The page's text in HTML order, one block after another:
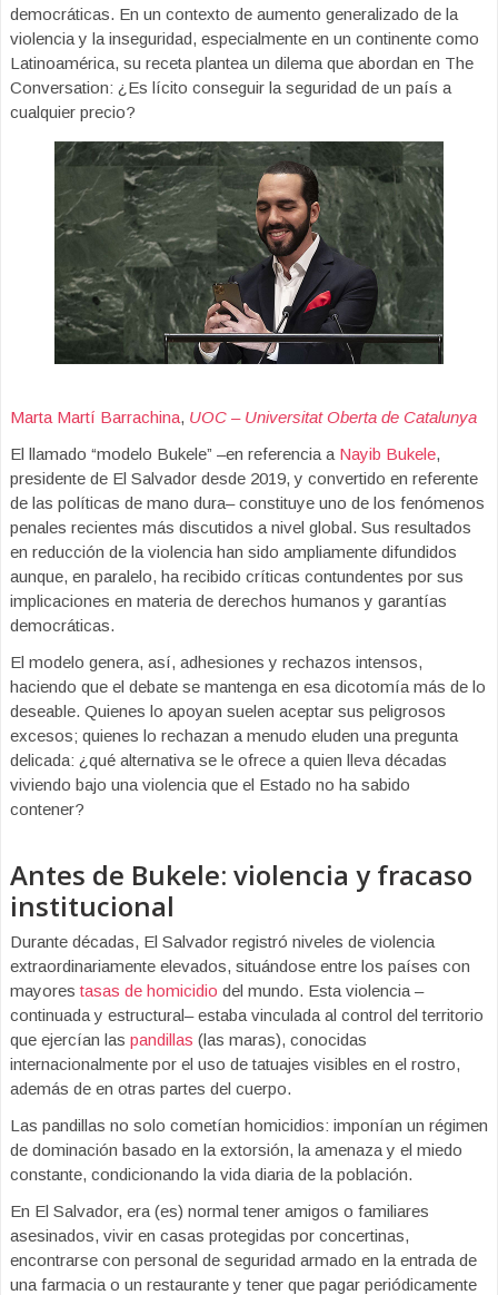
democráticas. En un contexto de aumento generalizado de la
violencia y la inseguridad, especialmente en un continente como
Latinoamérica, su receta plantea un dilema que abordan en The
Conversation: ¿Es lícito conseguir la seguridad de un país a
cualquier precio?
Marta Martí Barrachina, UOC – Universitat Oberta de Catalunya
El llamado “modelo Bukele” –en referencia a Nayib Bukele,
presidente de El Salvador desde 2019, y convertido en referente
de las políticas de mano dura– constituye uno de los fenómenos
penales recientes más discutidos a nivel global. Sus resultados
en reducción de la violencia han sido ampliamente difundidos
aunque, en paralelo, ha recibido críticas contundentes por sus
implicaciones en materia de derechos humanos y garantías
democráticas.
El modelo genera, así, adhesiones y rechazos intensos,
haciendo que el debate se mantenga en esa dicotomía más de lo
deseable. Quienes lo apoyan suelen aceptar sus peligrosos
excesos; quienes lo rechazan a menudo eluden una pregunta
delicada: ¿qué alternativa se le ofrece a quien lleva décadas
viviendo bajo una violencia que el Estado no ha sabido
contener?
Antes de Bukele: violencia y fracaso
institucional
Durante décadas, El Salvador registró niveles de violencia
extraordinariamente elevados, situándose entre los países con
mayorestasas de homicidio del mundo. Esta violencia –
continuada y estructural– estaba vinculada al control del territorio
que ejercían las pandillas (las maras), conocidas
internacionalmente por el uso de tatuajes visibles en el rostro,
además de en otras partes del cuerpo.
Las pandillas no solo cometían homicidios: imponían un régimen
de dominación basado en la extorsión, la amenaza y el miedo
constante, condicionando la vida diaria de la población.
En El Salvador, era (es) normal tener amigos o familiares
asesinados, vivir en casas protegidas por concertinas,
encontrarse con personal de seguridad armado en la entrada de
una farmacia o un restaurante y tener que pagar periódicamente